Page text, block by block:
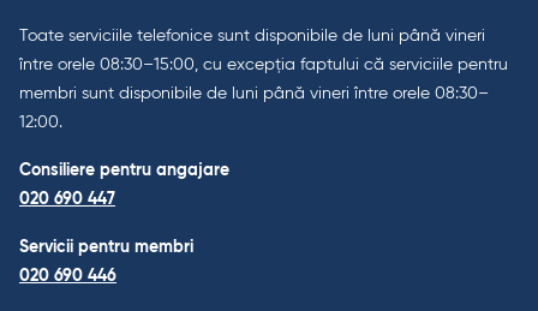
Toate serviciile telefonice sunt disponibile de luni până vineri
între orele 08:30–15:00, cu excepția faptului că serviciile pentru
membri sunt disponibile de luni până vineri între orele 08:30–
12:00.
Consiliere pentru angajare
020 690 447
Servicii pentru membri
020 690 446